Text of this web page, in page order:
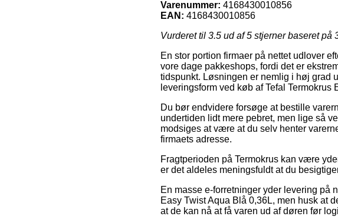
Varenummer: 4168430010856
EAN: 4168430010856
Vurderet til 3.5 ud af 5 stjerner baseret på
En stor portion firmaer på nettet udlover
vore dage pakkeshops, fordi det er
tidspunkt. Løsningen er nemlig i høj grad
leveringsform ved køb af Tefal Termokrus
Du bør endvidere forsøge at bestille
undertiden lidt mere pebret, men lige så
modsiges at være at du selv henter
firmaets adresse.
Fragtperioden på Termokrus kan være
er det aldeles meningsfuldt at du
En masse e-forretninger yder levering på
Easy Twist Aqua Blå 0,36L, men husk at
at de kan nå at få varen ud af døren før